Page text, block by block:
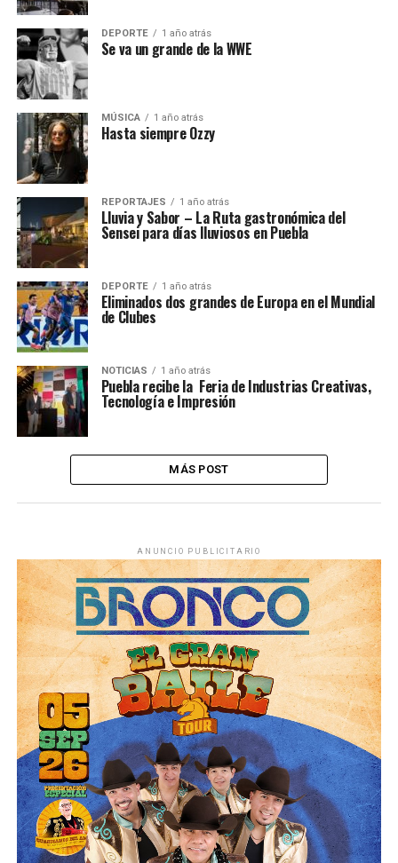
DEPORTE 1 año atrás
Se va un grande de la WWE
MÚSICA 1 año atrás
Hasta siempre Ozzy
REPORTAJES 1 año atrás
Lluvia y Sabor – La Ruta gastronómica del
Sensei para días lluviosos en Puebla
DEPORTE 1 año atrás
Eliminados dos grandes de Europa en el Mundial
de Clubes
NOTICIAS 1 año atrás
Puebla recibe la Feria de Industrias Creativas,
Tecnología e Impresión
MÁS POST
ANUNCIO PUBLICITARIO